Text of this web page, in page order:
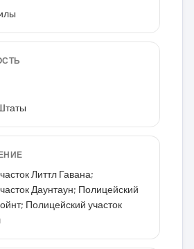
Литтл Гавана;
Даунтаун; Полицейский
Полицейский участок